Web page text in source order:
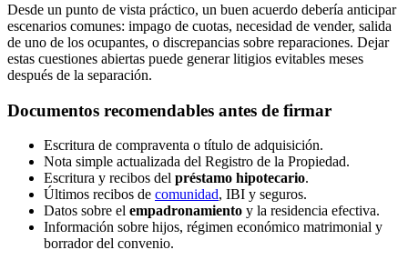
Desde un punto de vista práctico, un buen acuerdo debería anticipar
escenarios comunes: impago de cuotas, necesidad de vender, salida
de uno de los ocupantes, o discrepancias sobre reparaciones. Dejar
estas cuestiones abiertas puede generar litigios evitables meses
después de la separación.
Documentos recomendables antes de firmar
Escritura de compraventa o título de adquisición.
Nota simple actualizada del Registro de la Propiedad.
Escritura y recibos del préstamo hipotecario.
Últimos recibos de comunidad, IBI y seguros.
Datos sobre el empadronamiento y la residencia efectiva.
Información sobre hijos, régimen económico matrimonial y
borrador del convenio.